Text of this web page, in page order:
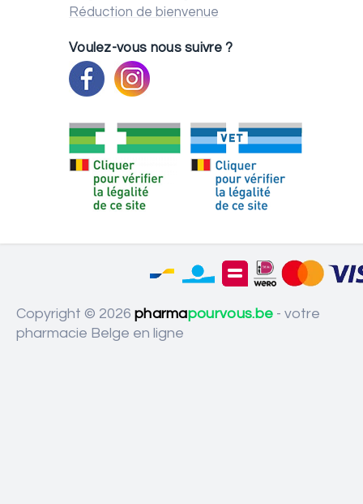
Réduction de bienvenue
Voulez-vous nous suivre ?
Copyright © 2026 pharmapourvous.be - votre
pharmacie Belge en ligne